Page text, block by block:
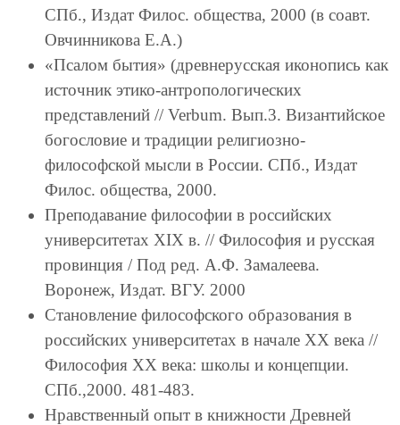
СПб., Издат Филос. общества, 2000 (в соавт.
Овчинникова Е.А.)
«Псалом бытия» (древнерусская иконопись как
источник этико-антропологических
представлений // Verbum. Вып.3. Византийское
богословие и традиции религиозно-
философской мысли в России. СПб., Издат
Филос. общества, 2000.
Преподавание философии в российских
университетах XIX в. // Философия и русская
провинция / Под ред. А.Ф. Замалеева.
Воронеж, Издат. ВГУ. 2000
Становление философского образования в
российских университетах в начале XX века //
Философия XX века: школы и концепции.
СПб.,2000. 481-483.
Нравственный опыт в книжности Древней